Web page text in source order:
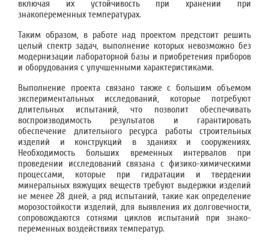
включая их устойчивость при хранении при
знакопеременных температурах.
Таким образом, в работе над проектом предстоит решить
целый спектр задач, выполне­ние которых невозможно без
модернизации лабораторной базы и приобретения приборов
и оборудования с улучшенными характеристиками.
Выполнение проекта связано также с большим объемом
экспериментальных исследова­ний, которые потребуют
длительных испытаний, что позволит обеспечивать
воспроизво­димость результатов и гарантировать
обеспечение длительного ресурса работы строитель­ных
изделий и конструкций в зданиях и сооружениях.
Необходимость больших временных интервалов при
проведении исследований связана с физико-химическими
процессами, ко­торые при гидратации и твердении
минеральных вяжущих веществ требуют выдержки из­делий
не менее 28 дней, а ряд испытаний, такие как определение
морозостойкости изделий, для выявления их долговечности,
сопровождаются сотнями циклов испытаний при знако­
переменных воздействиях температур.